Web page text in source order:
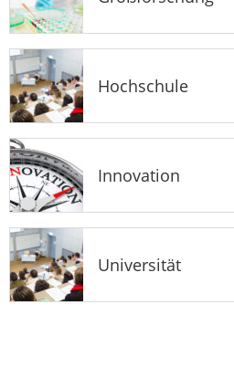
Hochschule
Innovation
Universität